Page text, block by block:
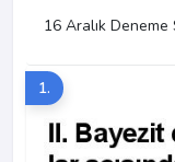
16 Aralık Deneme
1.